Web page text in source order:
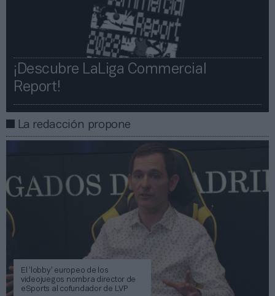
¡Descubre LaLiga Commercial
Report!​​
La redacción propone
El ‘lobby’ europeo de los
videojuegos nombra director de
eSports al cofundador de LVP